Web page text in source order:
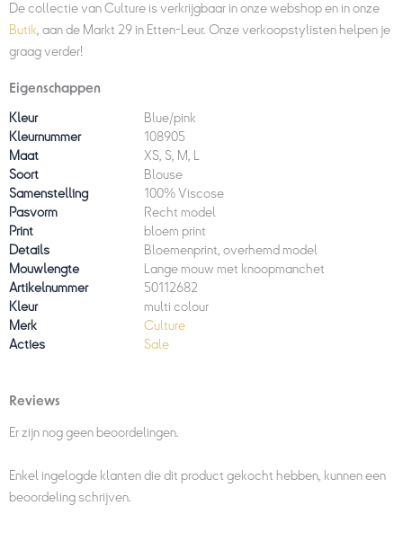
De collectie van Culture is verkrijgbaar in onze webshop en in onze
Butik, aan de Markt 29 in Etten-Leur. Onze verkoopstylisten helpen je
graag verder!
Eigenschappen
Kleur
Blue/pink
Kleurnummer
108905
Maat
XS, S, M, L
Soort
Blouse
Samenstelling
100% Viscose
Pasvorm
Recht model
Print
bloem print
Details
Bloemenprint, overhemd model
Mouwlengte
Lange mouw met knoopmanchet
Artikelnummer
50112682
Kleur
multi colour
Merk
Culture
Acties
Sale
Reviews
Er zijn nog geen beoordelingen.
Enkel ingelogde klanten die dit product gekocht hebben, kunnen een
beoordeling schrijven.